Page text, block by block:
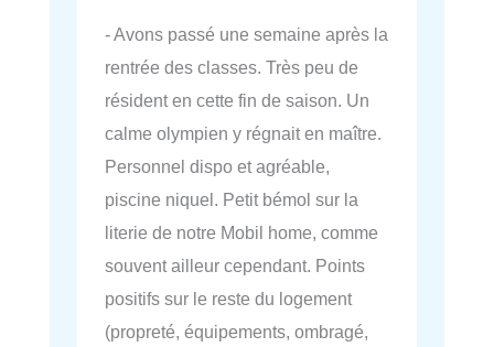
- Avons passé une semaine après la
rentrée des classes. Très peu de
résident en cette fin de saison. Un
calme olympien y régnait en maître.
Personnel dispo et agréable,
piscine niquel. Petit bémol sur la
literie de notre Mobil home, comme
souvent ailleur cependant. Points
positifs sur le reste du logement
(propreté, équipements, ombragé,